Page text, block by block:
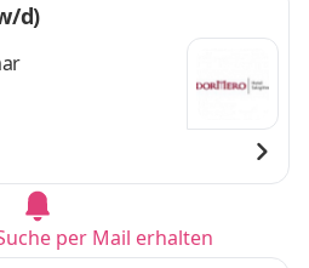
d)
per Mail erhalten